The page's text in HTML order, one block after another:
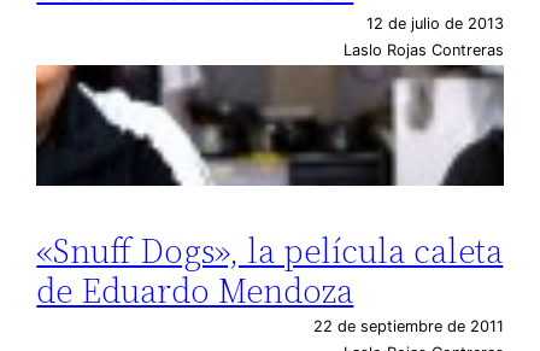
12 de julio de 2013
Laslo Rojas Contreras
«Snuff Dogs», la película caleta
de Eduardo Mendoza
22 de septiembre de 2011